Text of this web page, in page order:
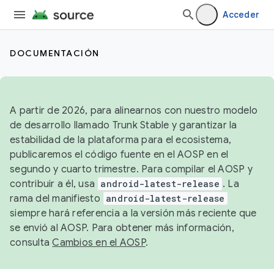
Acceder
DOCUMENTACIÓN
A partir de 2026, para alinearnos con nuestro modelo
de desarrollo llamado Trunk Stable y garantizar la
estabilidad de la plataforma para el ecosistema,
publicaremos el código fuente en el AOSP en el
segundo y cuarto trimestre. Para compilar el AOSP y
contribuir a él, usa android-latest-release . La
rama del manifiesto android-latest-release
siempre hará referencia a la versión más reciente que
se envió al AOSP. Para obtener más información,
consultaCambios en el AOSP.